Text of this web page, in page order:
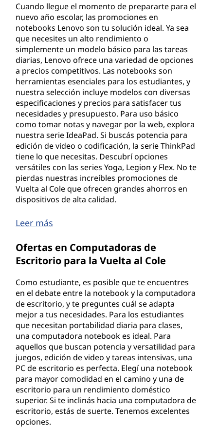
Cuando llegue el momento de prepararte para el
nuevo año escolar, las promociones en
notebooks Lenovo son tu solución ideal. Ya sea
que necesites un alto rendimiento o
simplemente un modelo básico para las tareas
diarias, Lenovo ofrece una variedad de opciones
a precios competitivos. Las notebooks son
herramientas esenciales para los estudiantes, y
nuestra selección incluye modelos con diversas
especificaciones y precios para satisfacer tus
necesidades y presupuesto. Para uso básico
como tomar notas y navegar por la web, explora
nuestra serie IdeaPad. Si buscás potencia para
edición de video o codificación, la serie ThinkPad
tiene lo que necesitas. Descubrí opciones
versátiles con las series Yoga, Legion y Flex. No te
pierdas nuestras increíbles promociones de
Vuelta al Cole que ofrecen grandes ahorros en
dispositivos de alta calidad.
Leer más
Ofertas en Computadoras de
Escritorio para la Vuelta al Cole
Como estudiante, es posible que te encuentres
en el debate entre la notebook y la computadora
de escritorio, y te preguntes cuál se adapta
mejor a tus necesidades. Para los estudiantes
que necesitan portabilidad diaria para clases,
una computadora notebook es ideal. Para
aquellos que buscan potencia y versatilidad para
juegos, edición de video y tareas intensivas, una
PC de escritorio es perfecta. Elegí una notebook
para mayor comodidad en el camino y una de
escritorio para un rendimiento doméstico
superior. Si te inclinás hacia una computadora de
escritorio, estás de suerte. Tenemos excelentes
opciones.